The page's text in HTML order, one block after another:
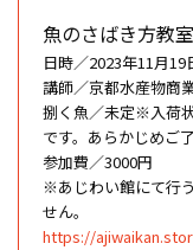
魚のさばき方教室
日時／2023年11月
講師／京都水産物商
捌く魚／未定※入荷
です。あらかじめご
参加費／3000円
※あじわい館にて行
せん。
https://